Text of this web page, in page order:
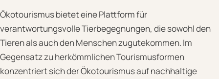
Ökotourismus bietet eine Plattform für
verantwortungsvolle Tierbegegnungen, die sowohl den
Tieren als auch den Menschen zugutekommen. Im
Gegensatz zu herkömmlichen Tourismusformen
konzentriert sich der Ökotourismus auf nachhaltige